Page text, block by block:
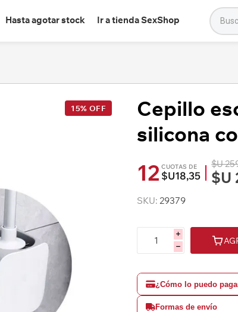
Hasta agotar stock Ir a tienda SexShop
15% OFF
Cepillo
silicona
12 CUOTAS DE
$U18,35
$U
$U
SKU: 29379
i
h
¿Cómo lo puedo
Formas de envío